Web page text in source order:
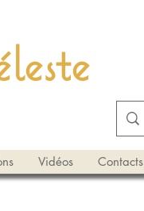
Vidéos Contacts